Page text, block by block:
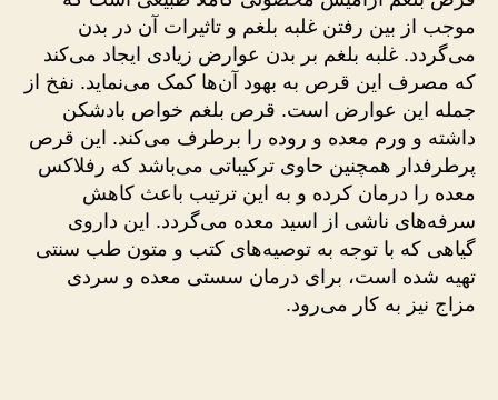
موجب از بین رفتن غلبه بلغم و تاثیرات آن در بدن
می‌گردد. غلبه بلغم بر بدن عوارض زیادی ایجاد می‌کند
که مصرف این قرص به بهود آن‌ها کمک می‌نماید. نفخ از
جمله این عوارض است. قرص بلغم خواص بادشکن
داشته و ورم معده و روده را برطرف می‌کند. این قرص
پرطرفدار همچنین حاوی ترکیباتی می‌باشد که رفلاکس
معده را درمان کرده و به این ترتیب باعث کاهش
سرفه‌های ناشی از اسید معده می‌گردد. این داروی
گیاهی که با توجه به توصیه‌های کتب و متون طب سنتی
تهیه شده است، برای درمان سستی معده و سردی
مزاج نیز به کار می‌رود.